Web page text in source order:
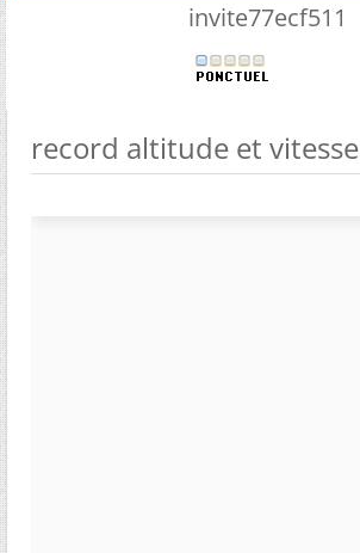
invite77ecf511
record altitude et vitesse